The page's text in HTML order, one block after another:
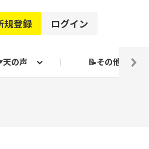
規登録 ログイン
天の声 📝その他